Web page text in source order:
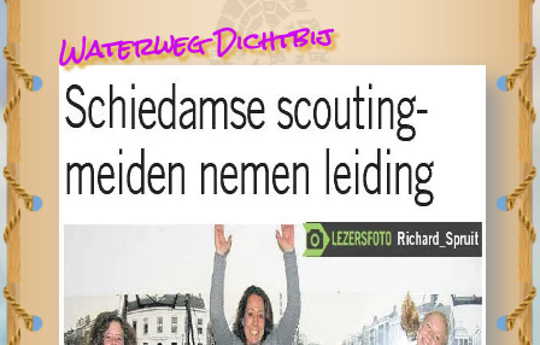
Waterweg Dichtbij